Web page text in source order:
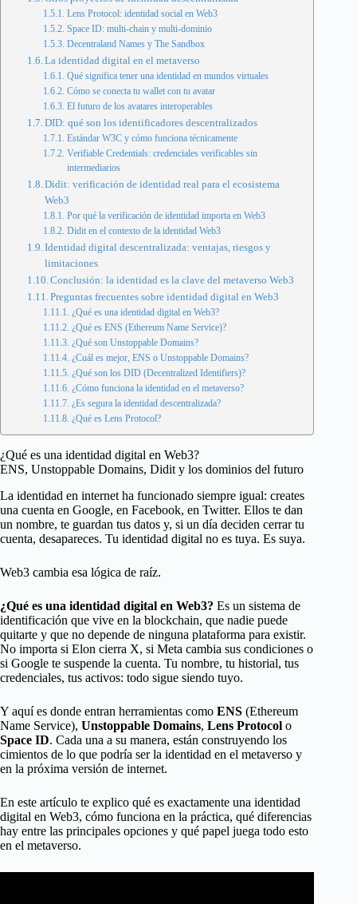
Lens Protocol: identidad social en Web3
Space ID: multi-chain y multi-dominio
Decentraland Names y The Sandbox
La identidad digital en el metaverso
Qué significa tener una identidad en mundos virtuales
Cómo se conecta tu wallet con tu avatar
El futuro de los avatares interoperables
DID: qué son los identificadores descentralizados
Estándar W3C y cómo funciona técnicamente
Verifiable Credentials: credenciales verificables sin
intermediarios
Didit: verificación de identidad real para el ecosistema
Web3
Por qué la verificación de identidad importa en Web3
Didit en el contexto de la identidad Web3
Identidad digital descentralizada: ventajas, riesgos y
limitaciones
Conclusión: la identidad es la clave del metaverso Web3
Preguntas frecuentes sobre identidad digital en Web3
¿Qué es una identidad digital en Web3?
¿Qué es ENS (Ethereum Name Service)?
¿Qué son Unstoppable Domains?
¿Cuál es mejor, ENS o Unstoppable Domains?
¿Qué son los DID (Decentralized Identifiers)?
¿Cómo funciona la identidad en el metaverso?
¿Es segura la identidad descentralizada?
¿Qué es Lens Protocol?
¿Qué es una identidad digital en Web3?
ENS, Unstoppable Domains, Didit y los dominios del futuro
La identidad en internet ha funcionado siempre igual: creates
una cuenta en Google, en Facebook, en Twitter. Ellos te dan
un nombre, te guardan tus datos y, si un día deciden cerrar tu
cuenta, desapareces. Tu identidad digital no es tuya. Es suya.
Web3 cambia esa lógica de raíz.
¿Qué es una identidad digital en Web3? Es un sistema de
identificación que vive en la blockchain, que nadie puede
quitarte y que no depende de ninguna plataforma para existir.
No importa si Elon cierra X, si Meta cambia sus condiciones o
si Google te suspende la cuenta. Tu nombre, tu historial, tus
credenciales, tus activos: todo sigue siendo tuyo.
Y aquí es donde entran herramientas como ENS (Ethereum
Name Service), Unstoppable Domains, Lens Protocol o
Space ID. Cada una a su manera, están construyendo los
cimientos de lo que podría ser la identidad en el metaverso y
en la próxima versión de internet.
En este artículo te explico qué es exactamente una identidad
digital en Web3, cómo funciona en la práctica, qué diferencias
hay entre las principales opciones y qué papel juega todo esto
en el metaverso.